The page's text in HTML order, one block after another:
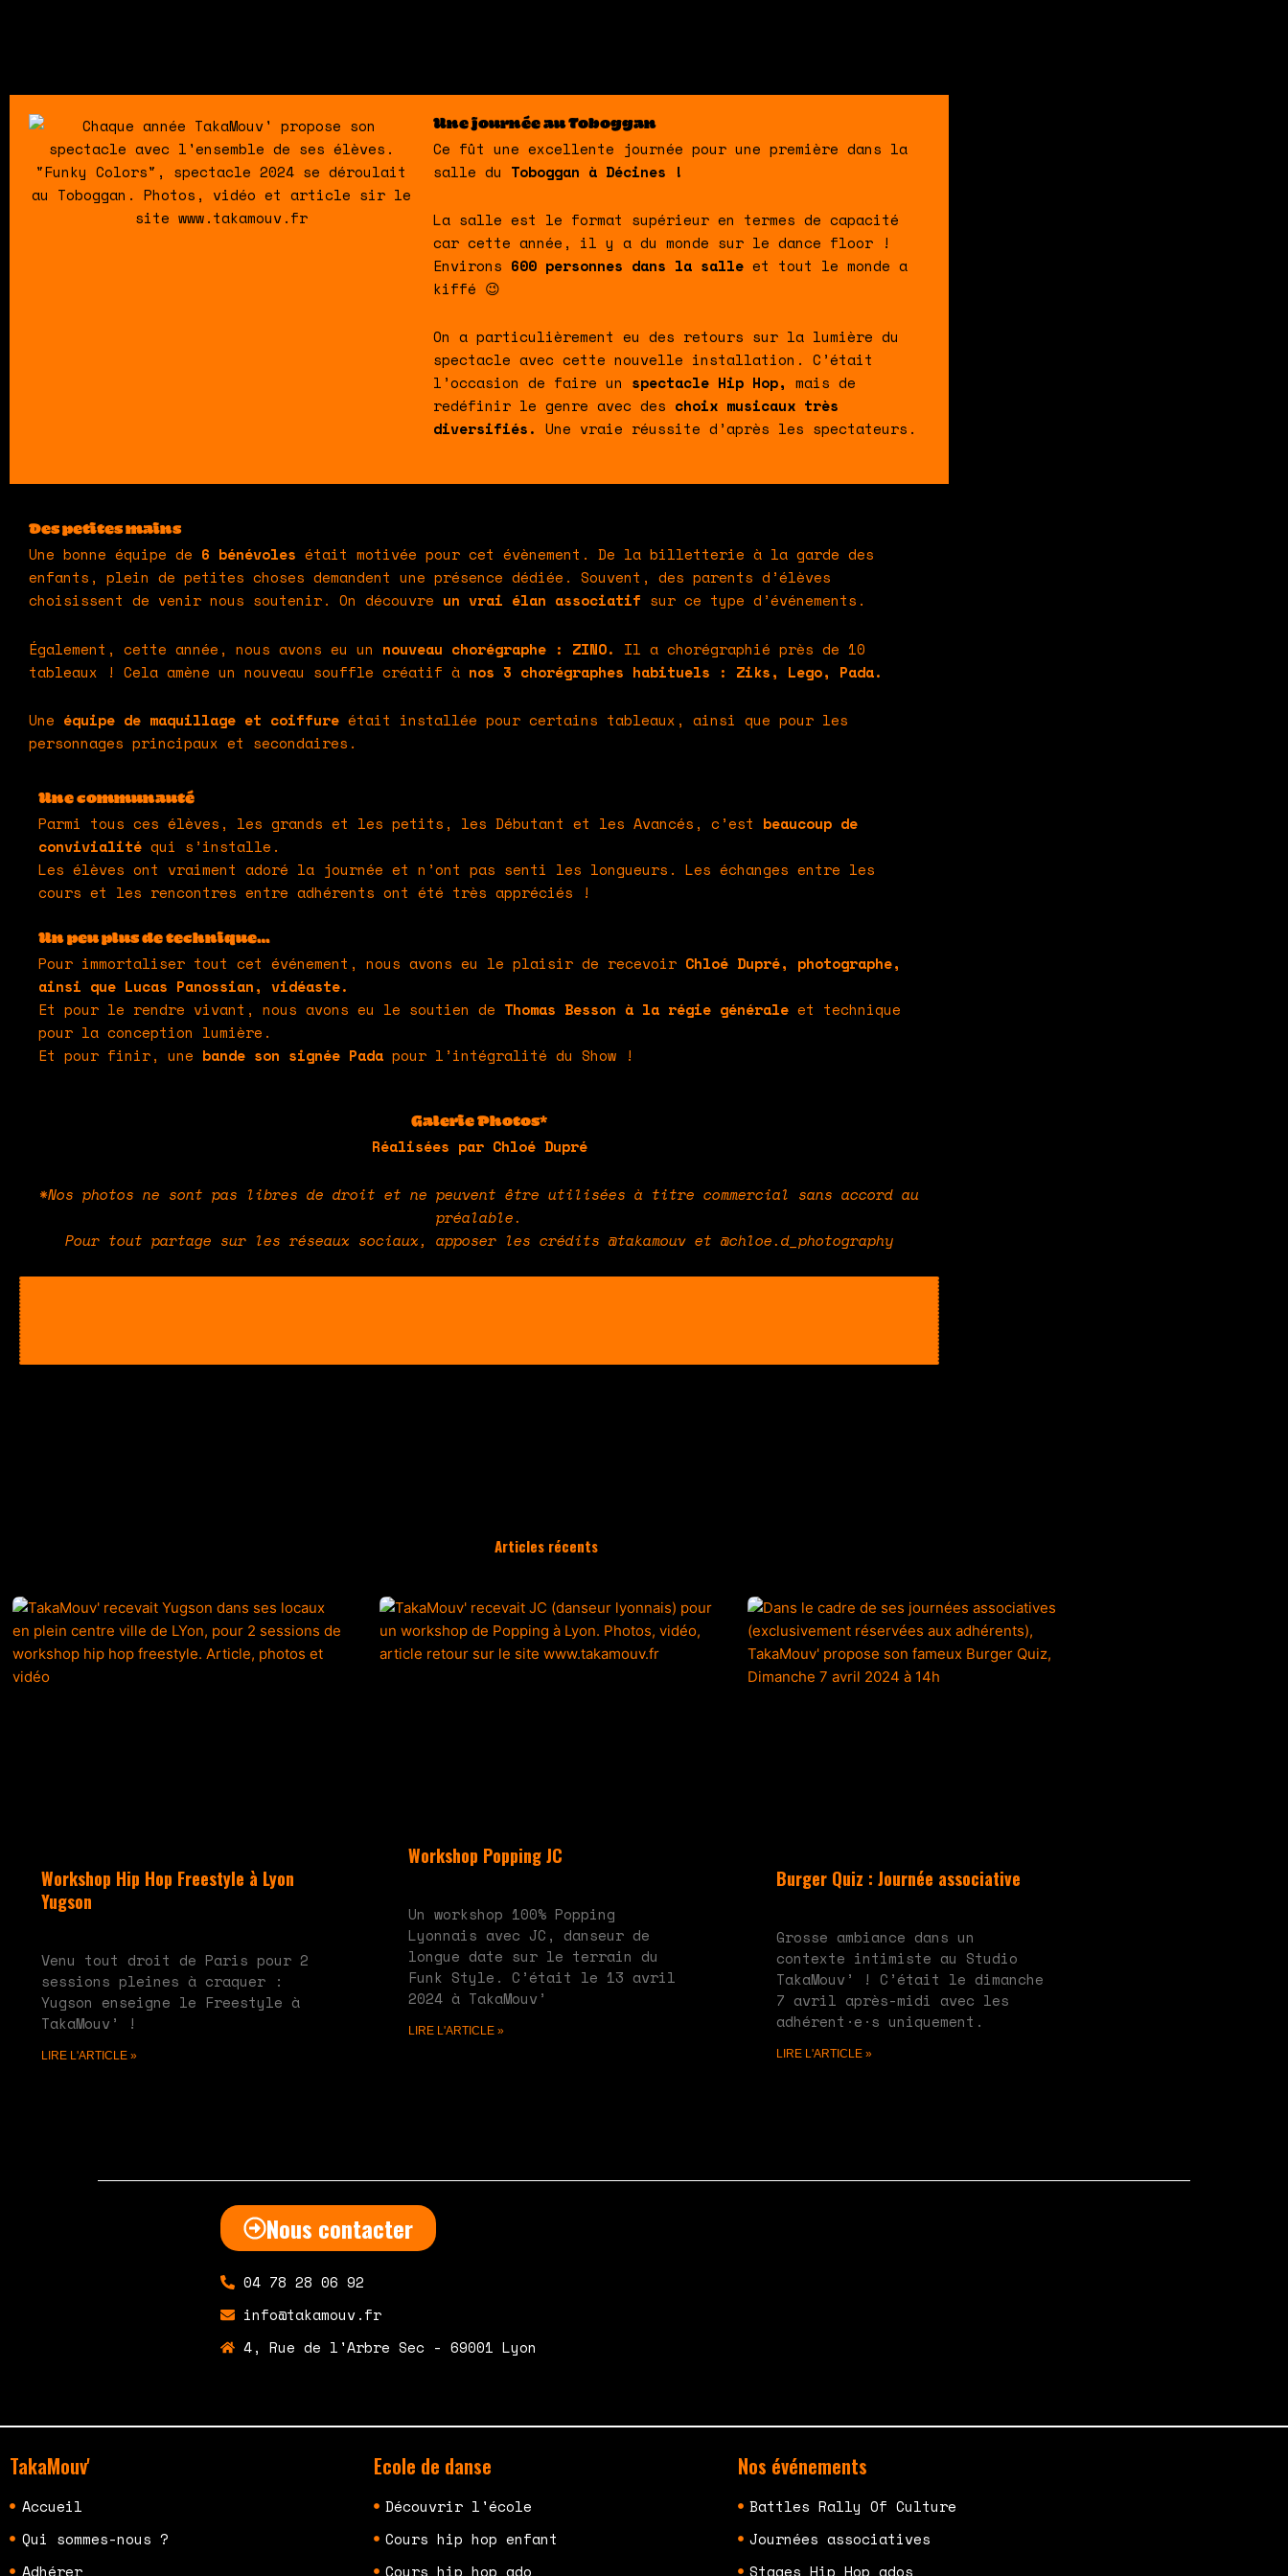
Une journée au Toboggan
Ce fût une excellente journée pour une première dans la
salle du Toboggan à Décines !
La salle est le format supérieur en termes de capacité
car cette année, il y a du monde sur le dance floor !
Environs 600 personnes dans la salleet tout le monde a
kiffé 😉
On a particulièrement eu des retours sur la lumière du
spectacle avec cette nouvelle installation. C’était
l’occasion de faire un spectacle Hip Hop, mais de
redéfinir le genre avec des choix musicaux très
diversifiés. Une vraie réussite d’après les spectateurs.
Des petites mains
Une bonne équipe de 6 bénévoles était motivée pour cet évènement. De la billetterie à la garde des
enfants, plein de petites choses demandent une présence dédiée. Souvent, des parents d’élèves
choisissent de venir nous soutenir. On découvre un vrai élan associatif sur ce type d’événements.
Également, cette année, nous avons eu un nouveau chorégraphe : ZINO. Il a chorégraphié près de 10
tableaux ! Cela amène un nouveau souffle créatif à nos 3 chorégraphes habituels : Ziks, Lego, Pada.
Une équipe de maquillage et coiffure était installée pour certains tableaux, ainsi que pour les
personnages principaux et secondaires.
Une communauté
Parmi tous ces élèves, les grands et les petits, les Débutant et les Avancés, c’est beaucoup de
convivialité qui s’installe.
Les élèves ont vraiment adoré la journée et n’ont pas senti les longueurs. Les échanges entre les
cours et les rencontres entre adhérents ont été très appréciés !
Un peu plus de technique…
Pour immortaliser tout cet événement, nous avons eu le plaisir de recevoir Chloé Dupré, photographe,
ainsi que Lucas Panossian, vidéaste.
Et pour le rendre vivant, nous avons eu le soutien de Thomas Besson à la régie générale et technique
pour la conception lumière.
Et pour finir, une bande son signée Pada pour l’intégralité du Show !
Galerie Photos*
Réalisées par Chloé Dupré
*Nos photos ne sont pas libres de droit et ne peuvent être utilisées à titre commercial sans accord au
préalable.
Pour tout partage sur les réseaux sociaux, apposer les crédits @takamouv et @chloe.d_photography
Articles récents
Workshop Hip Hop Freestyle à Lyon
Yugson
Venu tout droit de Paris pour 2
sessions pleines à craquer :
Yugson enseigne le Freestyle à
TakaMouv’ !
LIRE L'ARTICLE »
Workshop Popping JC
Un workshop 100% Popping
Lyonnais avec JC, danseur de
longue date sur le terrain du
Funk Style. C’était le 13 avril
2024 à TakaMouv’
LIRE L'ARTICLE »
Burger Quiz : Journée associative
Grosse ambiance dans un
contexte intimiste au Studio
TakaMouv’ ! C’était le dimanche
7 avril après-midi avec les
adhérent·e·s uniquement.
LIRE L'ARTICLE »
Nous contacter
04 78 28 06 92
info@takamouv.fr
4, Rue de l'Arbre Sec - 69001 Lyon
TakaMouv'
Accueil
Qui sommes-nous ?
Adhérer
Ecole de danse
Découvrir l'école
Cours hip hop enfant
Cours hip hop ado
Nos événements
Battles Rally Of Culture
Journées associatives
Stages Hip Hop ados